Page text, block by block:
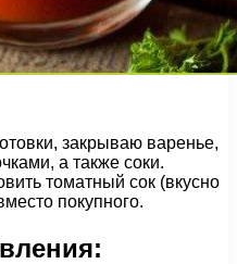
закрываю варенье,
а также соки.
томатный сок (вкусно
покупного.